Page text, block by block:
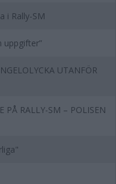
i Rally-SM
uppgifter”
UTANFÖR
PÅ RALLY-SM – POLISEN